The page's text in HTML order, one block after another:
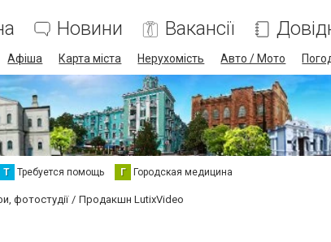
Новини Вакансії
Афіша Карта міста Нерухомість Авто / Мото
Т Требуется помощь Г Городская медицина
фотостудії Продакшн LutixVideo